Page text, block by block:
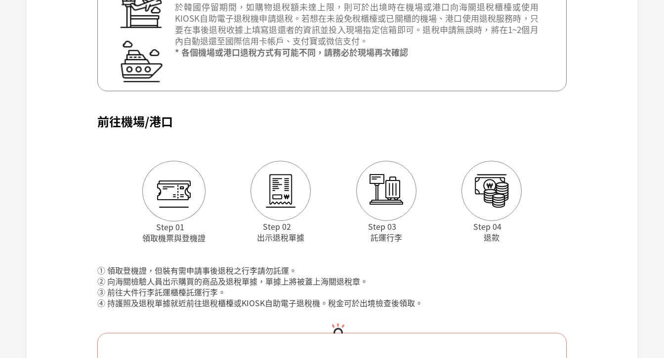
於韓國停留期間，如購物退稅額未達上限，則可於出境時在機場或港口向海關退稅櫃檯或使用
KIOSK自助電子退稅機申請退稅。若想在未設免稅櫃檯或已關櫃的機場、港口使用退稅服務時，只
要在事後退稅收據上填寫退還者的資訊並投入現場指定信箱即可。退稅申請無誤時，將在1~2個月
內自動退還至國際信用卡帳戶、支付寶或微信支付。
* 各個機場或港口退稅方式有可能不同，請務必於現場再次確認
前往機場/港口
Step 01
領取機票與登機證
Step 02
出示退稅單據
Step 03
託運行李
Step 04
退款
① 領取登機證，但裝有需申請事後退稅之行李請勿託運。
② 向海關檢驗人員出示購買的商品及退稅單據，單據上將被蓋上海關退稅章。
③ 前往大件行李託運櫃檯託運行李。
④ 持護照及退稅單據就近前往退稅櫃檯或KIOSK自助電子退稅機。稅金可於出境檢查後領取。